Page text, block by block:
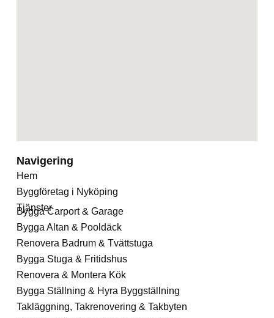
Navigering
Hem
Byggföretag i Nyköping
Tjänster
Bygga Carport & Garage
Bygga Altan & Pooldäck
Renovera Badrum & Tvättstuga
Bygga Stuga & Fritidshus
Renovera & Montera Kök
Bygga Ställning & Hyra Byggställning
Takläggning, Takrenovering & Takbyten